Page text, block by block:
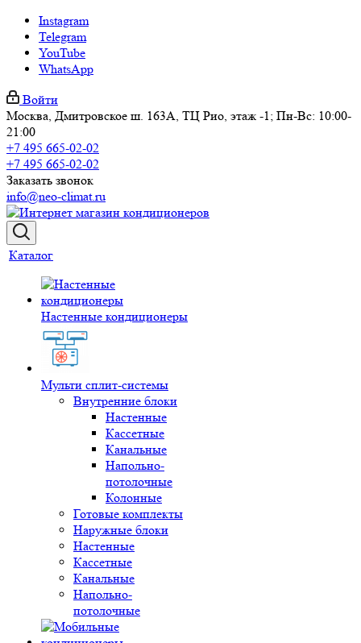
Instagram
Telegram
YouTube
WhatsApp
Войти
Москва, Дмитровское ш. 163А, ТЦ Рио, этаж -1; Пн-Вс: 10:00-
21:00
+7 495 665-02-02
+7 495 665-02-02
Заказать звонок
info@neo-climat.ru
Каталог
Настенные кондиционеры
Мульти сплит-системы
Внутренние блоки
Настенные
Кассетные
Канальные
Напольно-
потолочные
Колонные
Готовые комплекты
Наружные блоки
Настенные
Кассетные
Канальные
Напольно-
потолочные